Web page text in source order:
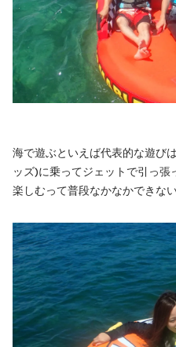
海で遊ぶといえば代表的な遊び
ッズ)に乗ってジェットで引っ張
楽しむって普段なかなかできな